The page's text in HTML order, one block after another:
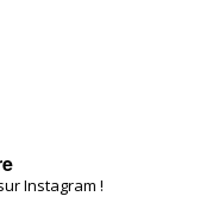
Instagram !